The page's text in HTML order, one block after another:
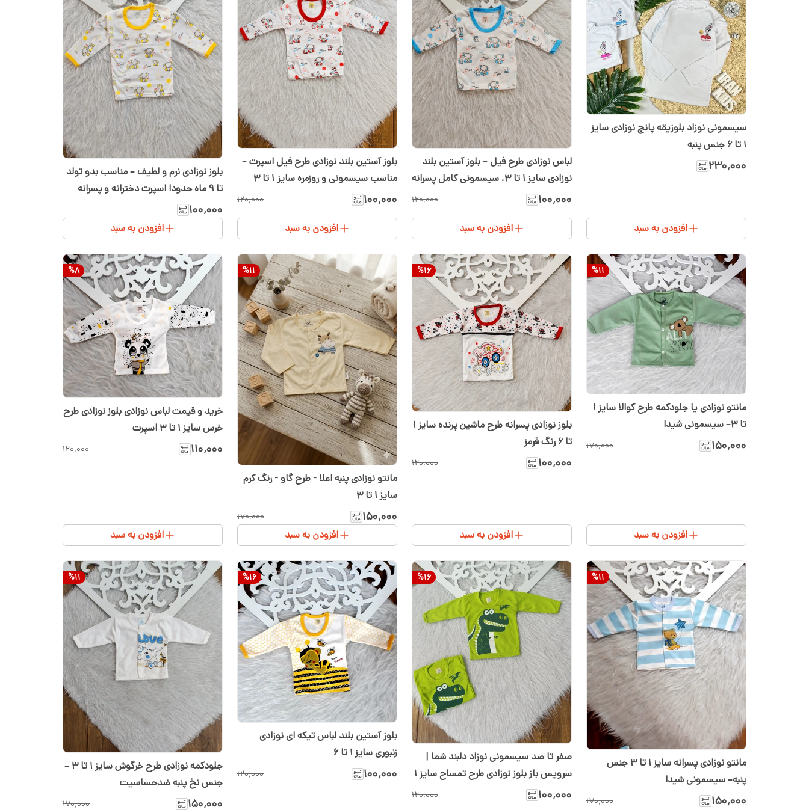
سیسمونی نوزاد بلوزیقه پانچ نوزادی سایز
۱ تا ۶ جنس پنبه
۲۳۰٬۰۰۰
افزودن به سبد
لباس نوزادی طرح فیل – بلوز آستین بلند
نوزادی سایز ۱ تا ۳. سیسمونی کامل پسرانه
۱۰۰٬۰۰۰ ۱۲۰٬۰۰۰
افزودن به سبد
بلوز آستین بلند نوزادی طرح فیل اسپرت –
مناسب سیسمونی و روزمره سایز 1 تا 3
۱۰۰٬۰۰۰ ۱۲۰٬۰۰۰
افزودن به سبد
بلوز نوزادی نرم و لطیف – مناسب بدو تولد
تا ۹ ماه حدودا اسپرت دخترانه و پسرانه
۱۰۰٬۰۰۰
افزودن به سبد
%11
مانتو نوزادی یا جلودکمه طرح کوالا سایز ۱
تا ۳– سیسمونی شیدا
۱۵۰٬۰۰۰ ۱۷۰٬۰۰۰
افزودن به سبد
%16
بلوز نوزادی پسرانه طرح ماشین پرنده سایز ۱
تا ۶ رنگ قرمز
۱۰۰٬۰۰۰ ۱۲۰٬۰۰۰
افزودن به سبد
%11
مانتو نوزادی پنبه اعلا - طرح گاو - رنگ کرم
سایز ۱ تا ۳
۱۵۰٬۰۰۰ ۱۷۰٬۰۰۰
افزودن به سبد
%8
خرید و قیمت لباس نوزادی بلوز نوزادی طرح
خرس سایز ۱ تا ۳ اسپرت
۱۱۰٬۰۰۰ ۱۲۰٬۰۰۰
افزودن به سبد
%11
مانتو نوزادی پسرانه سایز ۱ تا ۳ جنس
پنبه– سیسمونی شیدا
۱۵۰٬۰۰۰ ۱۷۰٬۰۰۰
%16
صفر تا صد سیسمونی نوزاد دلبند شما |
سرویس باز بلوز نوزادی طرح تمساح سایز ۱
تا ۳
۱۰۰٬۰۰۰ ۱۲۰٬۰۰۰
%16
بلوز آستین بلند لباس تیکه ای نوزادی
زنبوری سایز ۱ تا ۶
۱۰۰٬۰۰۰ ۱۲۰٬۰۰۰
%11
جلودکمه نوزادی طرح خرگوش سایز ۱ تا ۳ –
جنس نخ پنبه ضدحساسیت
۱۵۰٬۰۰۰ ۱۷۰٬۰۰۰